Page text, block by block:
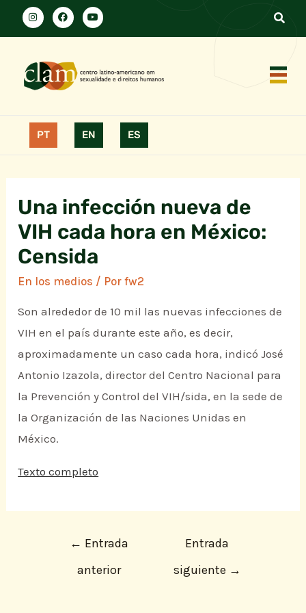
PT EN ES
Una infección nueva de
VIH cada hora en México:
Censida
En los medios / Porfw2
Son alrededor de 10 mil las nuevas infecciones de
VIH en el país durante este año, es decir,
aproximadamente un caso cada hora, indicó José
Antonio Izazola, director del Centro Nacional para
la Prevención y Control del VIH/sida, en la sede de
la Organización de las Naciones Unidas en
México.
Texto completo
← Entrada
anterior
Entrada
siguiente →